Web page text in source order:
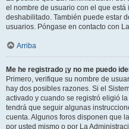
el nombre de usuario con el que está
deshabilitado. También puede estar
usuarios. Póngase en contacto con
Arriba
Me he registrado ¡y no me puedo
Primero, verifique su nombre de
hay dos posibles razones. Si el
activado y cuando se registró eligió
tendrá que seguir algunas
cuenta. Algunos foros disponen que
por usted mismo o por La